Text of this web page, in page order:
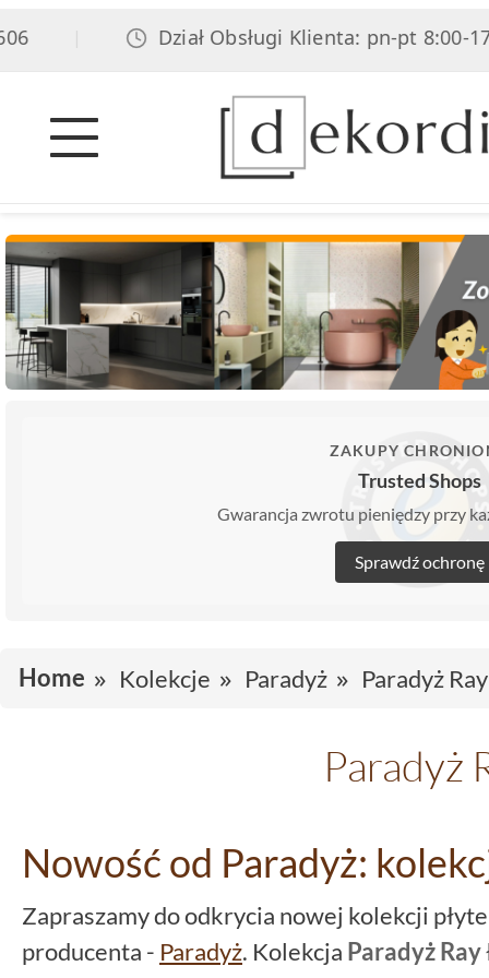
Dział Obsługi Klienta: pn-pt 8:00-
ZAKUPY
Trusted Shops
Gwarancja zwrotu pieniędzy przy
Sprawdź ochronę
Home Kolekcje Paradyż Paradyż Ray
Paradyż
Nowość od Paradyż:
Zapraszamy do odkrycia nowej kolekcji
producenta - Paradyż. Kolekcja Paradyż Ray